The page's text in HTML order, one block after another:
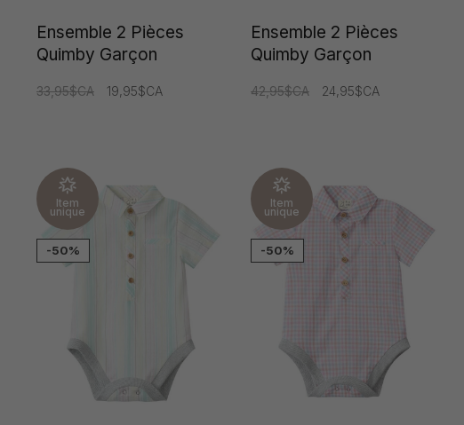
Ensemble 2 Pièces
Quimby Garçon
33,95$CA 19,95$CA
Ensemble 2 Pièces
Quimby Garçon
42,95$CA 24,95$CA
Item
unique
-50%
Item
unique
-50%